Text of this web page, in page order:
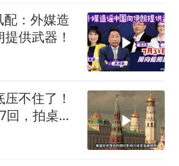
：外媒造
供武器！
不住了！
回，拍桌子